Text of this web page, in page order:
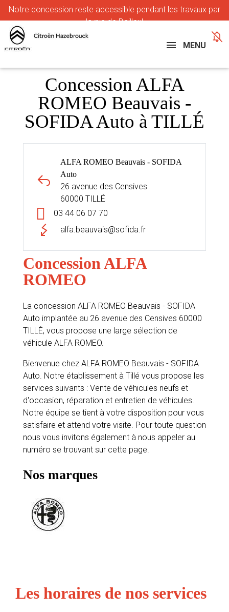
Notre concession reste accessible pendant les travaux par
la rue de Bailleul
MENU
Concession ALFA
ROMEO Beauvais -
SOFIDA Auto à TILLÉ
ALFA ROMEO Beauvais - SOFIDA
Auto
26 avenue des Censives
60000 TILLÉ
03 44 06 07 70
alfa.beauvais@sofida.fr
Concession ALFA
ROMEO
La concession ALFA ROMEO Beauvais - SOFIDA
Auto implantée au 26 avenue des Censives 60000
TILLÉ, vous propose une large sélection de
véhicule ALFA ROMEO.
Bienvenue chez ALFA ROMEO Beauvais - SOFIDA
Auto. Notre établissement à Tillé vous propose les
services suivants : Vente de véhicules neufs et
d'occasion, réparation et entretien de véhicules.
Notre équipe se tient à votre disposition pour vous
satisfaire et attend votre visite. Pour toute question
nous vous invitons également à nous appeler au
numéro se trouvant sur cette page.
Nos marques
Les horaires de nos services